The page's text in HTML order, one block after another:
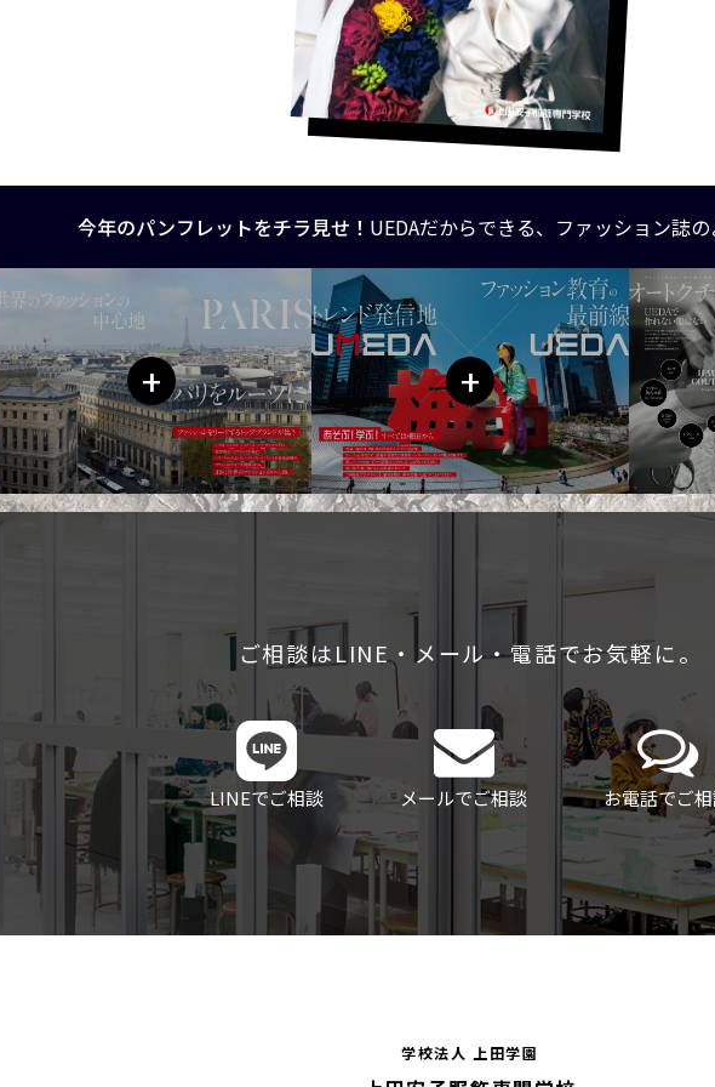
今年のパンフレットをチラ見せ！ UEDAだからできる、ファッション誌の
+ +
ご相談はLINE・メール・電話でお気軽に。
LINEでご相談 メールでご相談 お電話でご
学校法人 上田学園